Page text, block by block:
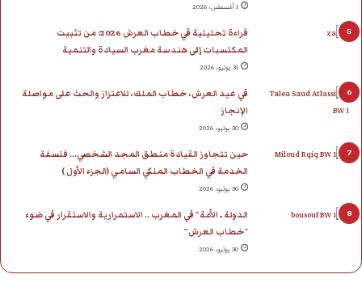
1 أغسطس، 2026
قراءة تحليلية في خطاب العرش 2026: من تثبيت
المكتسبات إلى هندسة مغرب السيادة والتنمية
31 يوليو، 2026
في عيد العرش، خطاب الملك، للاعتزاز والحث على مواصلة
الإنجاز
30 يوليو، 2026
حين تتجاوز القيادة منطق المجد الشخصي… فلسفة
الخدمة في الخطاب الملكي السامي (الجزء الأول )
30 يوليو، 2026
الدولة ـ الأمة” في المغرب .. الاستمرارية والاستقرار في ضوء
“خطاب العرش”
30 يوليو، 2026